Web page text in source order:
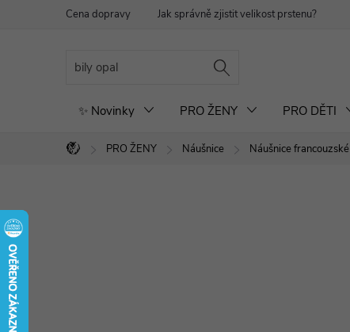
Cena dopravy Jak správně zjistit velikost prstenu?
✨ Novinky PRO ŽENY PRO DĚTI
Domů
PRO ŽENY Náušnice Náušnice francouzské